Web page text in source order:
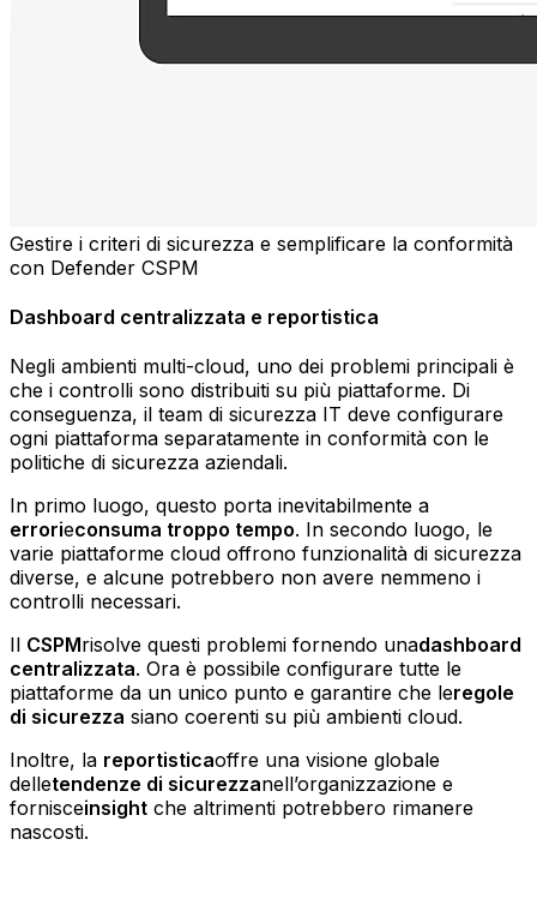
Gestire i criteri di sicurezza e semplificare la conformità
con Defender CSPM
Dashboard centralizzata e reportistica
Negli ambienti multi-cloud, uno dei problemi principali è
che i controlli sono distribuiti su più piattaforme. Di
conseguenza, il team di sicurezza IT deve configurare
ogni piattaforma separatamente in conformità con le
politiche di sicurezza aziendali.
In primo luogo, questo porta inevitabilmente a
errorieconsuma troppo tempo. In secondo luogo, le
varie piattaforme cloud offrono funzionalità di sicurezza
diverse, e alcune potrebbero non avere nemmeno i
controlli necessari.
Il CSPMrisolve questi problemi fornendo unadashboard
centralizzata. Ora è possibile configurare tutte le
piattaforme da un unico punto e garantire che leregole
di sicurezza siano coerenti su più ambienti cloud.
Inoltre, la reportisticaoffre una visione globale
delletendenze di sicurezzanell’organizzazione e
fornisceinsight che altrimenti potrebbero rimanere
nascosti.